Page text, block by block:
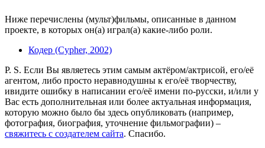
Ниже перечислены (мульт)фильмы, описанные в данном
проекте, в которых он(а) играл(а) какие-либо роли.
Кодер (Cypher, 2002)
P. S. Если Вы являетесь этим самым актёром/актрисой, его/её
агентом, либо просто неравнодушны к его/её творчеству,
ивидите ошибку в написании его/её имени по-русски, и/или у
Вас есть дополнительная или более актуальная информация,
которую можно было бы здесь опубликовать (например,
фотография, биография, уточнение фильмографии) –
свяжитесь с создателем сайта. Спасибо.